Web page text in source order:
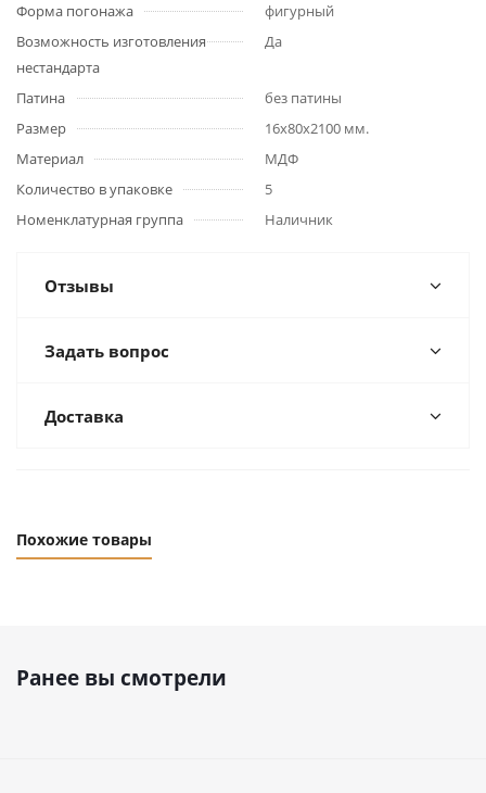
Форма погонажа
фигурный
Возможность изготовления
нестандарта
Да
Патина
без патины
Размер
16x80x2100 мм.
Материал
МДФ
Количество в упаковке
5
Номенклатурная группа
Наличник
Отзывы
Задать вопрос
Доставка
Похожие товары
Ранее вы смотрели